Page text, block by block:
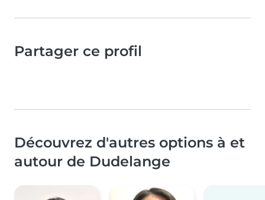
Partager ce profil
Découvrez d'autres options à et
autour de Dudelange